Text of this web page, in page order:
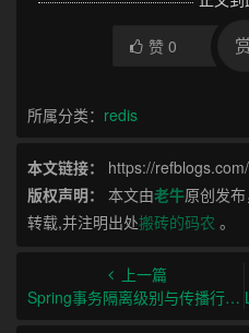
赞 0
所属分类： redis
本文链接：
https://
版权声明：
本文由老牛原创发
转载,并注明出处搬砖的码农 。
上一篇
Spring事务隔离级别与传播行为及最佳实践